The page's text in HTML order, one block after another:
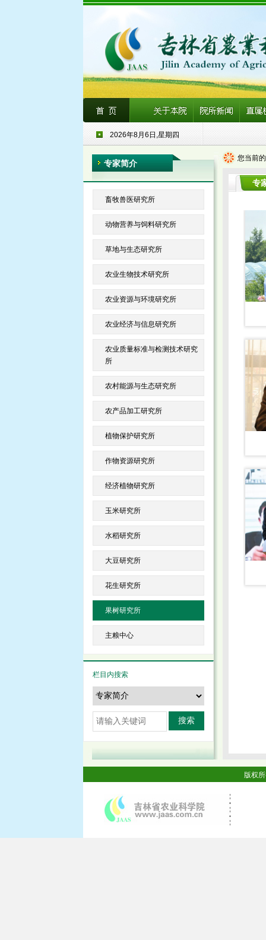
2026年8月6日,星期四
专家简介
畜牧兽医研究所
动物营养与饲料研究所
草地与生态研究所
农业生物技术研究所
农业资源与环境研究所
农业经济与信息研究所
农业质量标准与检测技术研究
所
农村能源与生态研究所
农产品加工研究所
植物保护研究所
作物资源研究所
经济植物研究所
玉米研究所
水稻研究所
大豆研究所
花生研究所
果树研究所
主粮中心
栏目内搜索
搜索
您当前
专
版权